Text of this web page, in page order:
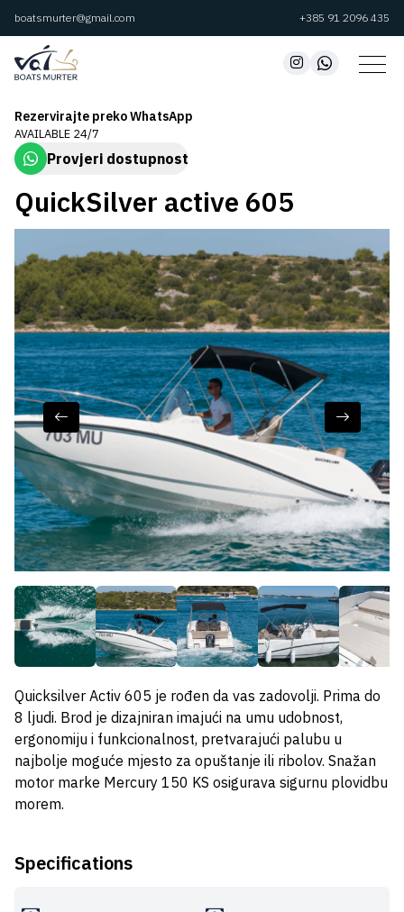
boatsmurter@gmail.com +385 91 2096 435
QuickSilver active 605
Quicksilver Activ 605 je rođen da vas zadovolji. Prima do
8 ljudi. Brod je dizajniran imajući na umu udobnost,
ergonomiju i funkcionalnost, pretvarajući palubu u
najbolje moguće mjesto za opuštanje ili ribolov. Snažan
motor marke Mercury 150 KS osigurava sigurnu plovidbu
morem.
Specifications
Rezervirajte preko WhatsApp
AVAILABLE 24/7
Provjeri dostupnost